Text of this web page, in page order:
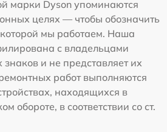
марки Dyson упоминаются
целях — чтобы обозначить
мы работаем. Наша
с владельцами
и не представляет их
работ выполняются
находящихся в
обороте, в соответствии со ст.